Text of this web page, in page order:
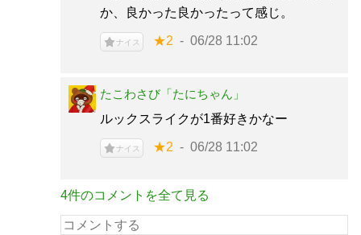
か、良かった良かったって感じ。
ナイス ★2 06/28 11:02
たこわさび「たにちゃん」
ルックスライクが1番好きかなー
ナイス ★2 06/28 11:02
4件のコメントを全て見る